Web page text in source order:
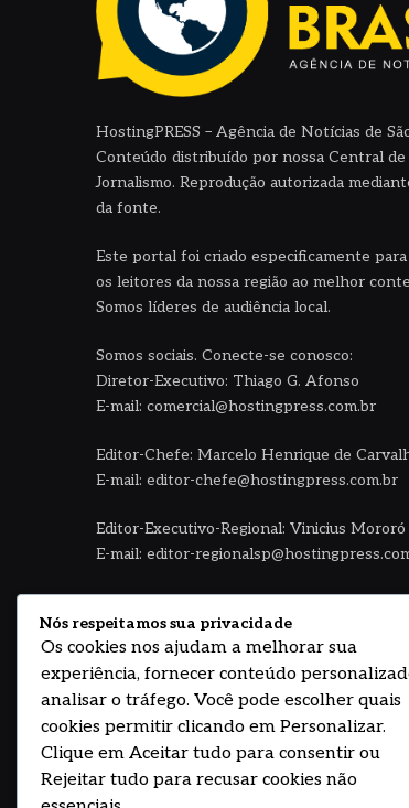
HostingPRESS – Agência de Notícias de
Conteúdo distribuído por nossa Central de
Jornalismo. Reprodução autorizada
da fonte.
Este portal foi criado especificamente
os leitores da nossa região ao melhor
Somos líderes de audiência local.
Somos sociais. Conecte-se conosco:
Diretor-Executivo: Thiago G. Afonso
E-mail: comercial@hostingpress.com.br
Editor-Chefe: Marcelo Henrique de
E-mail: editor-chefe@hostingpress.com.br
Editor-Executivo-Regional: Vinicius Mororó
E-mail: editor-
E-mail: editoria@hostingpress.com.br
Fale no WhatsApp HostingPress
(11) 94792.0048 - Seg à sexta 08 às 18h
FacebookInstagramYouTubeWhatsApp
Nós respeitamos sua privacidade
Os cookies nos ajudam a melhorar sua
experiência, fornecer conteúdo
analisar o tráfego. Você pode escolher quais
cookies permitir clicando em Personalizar.
Clique em Aceitar tudo para consentir ou
Rejeitar tudo para recusar cookies não